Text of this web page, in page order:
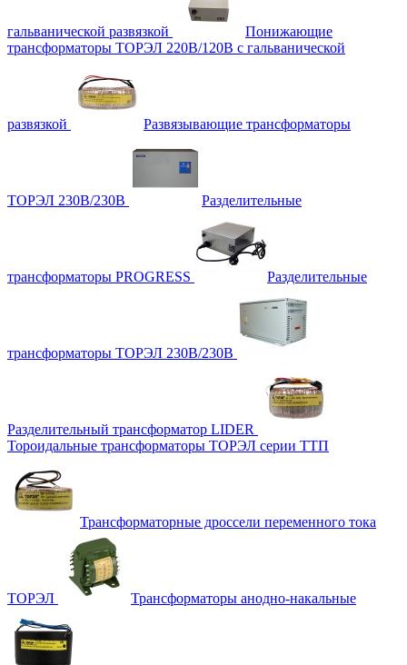
гальванической развязкой
Понижающие
трансформаторы ТОРЭЛ 220В/120В с гальванической
развязкой Развязывающие трансформаторы
ТОРЭЛ 230В/230В Разделительные
трансформаторы PROGRESS Разделительные
трансформаторы ТОРЭЛ 230В/230В
Разделительный трансформатор LIDER
Тороидальные трансформаторы ТОРЭЛ серии ТТП
Трансформаторные дроссели переменного тока
ТОРЭЛ Трансформаторы анодно-накальные